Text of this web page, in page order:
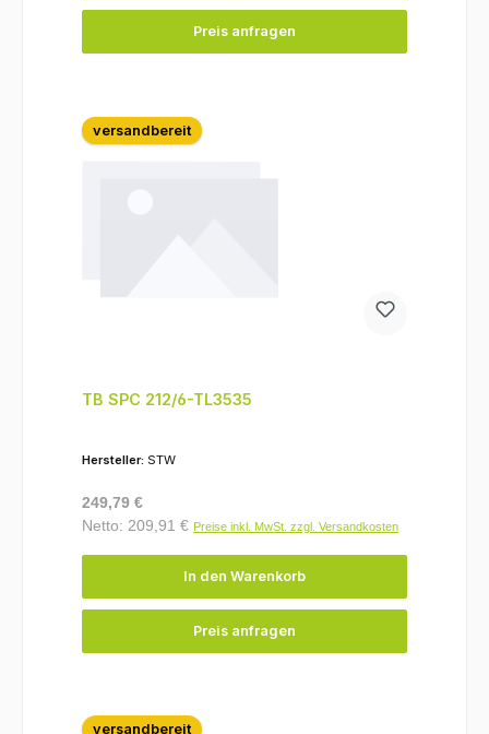
Preis anfragen
versandbereit
TB SPC 212/6-TL3535
Hersteller: STW
Regulärer Preis:
249,79 €
Netto: 209,91 € Preise inkl. MwSt. zzgl. Versandkosten
In den Warenkorb
Preis anfragen
versandbereit